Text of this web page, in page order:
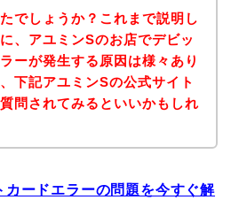
でしょうか？これまで説明し
、アユミンSのお店でデビッ
ーが発生する原因は様々あり
下記アユミンSの公式サイト
問されてみるといいかもしれ
カードエラーの問題を今すぐ解